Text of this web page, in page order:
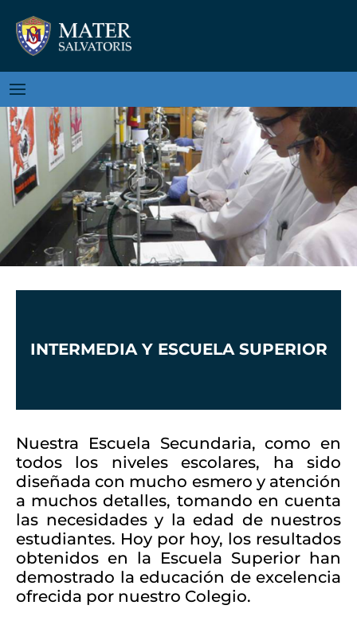
INTERMEDIA Y ESCUELA SUPERIOR
Nuestra Escuela Secundaria, como en
todos los niveles escolares, ha sido
diseñada con mucho esmero y atención
a muchos detalles, tomando en cuenta
las necesidades y la edad de nuestros
estudiantes. Hoy por hoy, los resultados
obtenidos en la Escuela Superior han
demostrado la educación de excelencia
ofrecida por nuestro Colegio.